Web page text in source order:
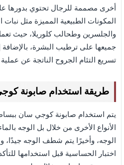
أخرى مصممة للرجال تحتوي بدورها
المكونات الطبيعية المميزة مثل نبات
والجلسرين وطحالب كلوريلا، حيث
جميعها على ترطيب البشرة،
تسريع التئام الجروح الناتجة عن عملية
طريقة استخدام صابونة
يتم استخدام صابونة كوجي سان
الأنواع الأخرى من خلال بل الوجه
الوجه، وأخيرًا يتم شطف الوجه جيدًا،
اختبار الحساسية قبل استخدامها